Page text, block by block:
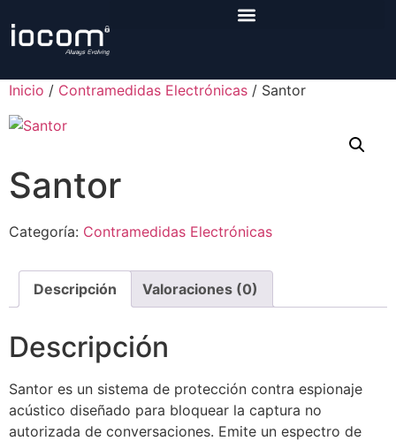
Inicio / Contramedidas Electrónicas / Santor
Santor
Categoría: Contramedidas Electrónicas
Descripción Valoraciones (0)
Descripción
Santor es un sistema de protección contra espionaje
acústico diseñado para bloquear la captura no
autorizada de conversaciones. Emite un espectro de